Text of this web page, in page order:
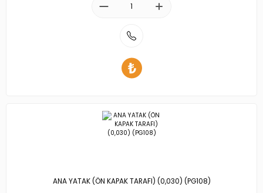
ANA YATAK (ÖN KAPAK TARAFI) (0,030) (PG108)